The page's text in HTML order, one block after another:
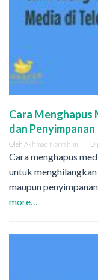
Cara Menghapus
dan Penyimpanan
Oleh Akhmad Norrahim
Cara menghapus
untuk
maupun
more…